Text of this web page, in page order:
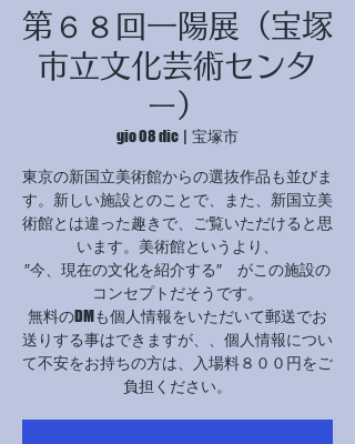
© Copyright
第６８回一陽展（宝塚
市立文化芸術センタ
ー）
gio 08 dic
  |
宝塚市
東京の新国立美術館からの選抜作品も並びま
す。新しい施設とのことで、また、新国立美
術館とは違った趣きで、ご覧いただけると思
います。美術館というより、
″今、現在の文化を紹介する″ がこの施設の
コンセプトだそうです。
無料のDMも個人情報をいただいて郵送でお
送りする事はできますが、、個人情報につい
て不安をお持ちの方は、入場料８００円をご
負担ください。